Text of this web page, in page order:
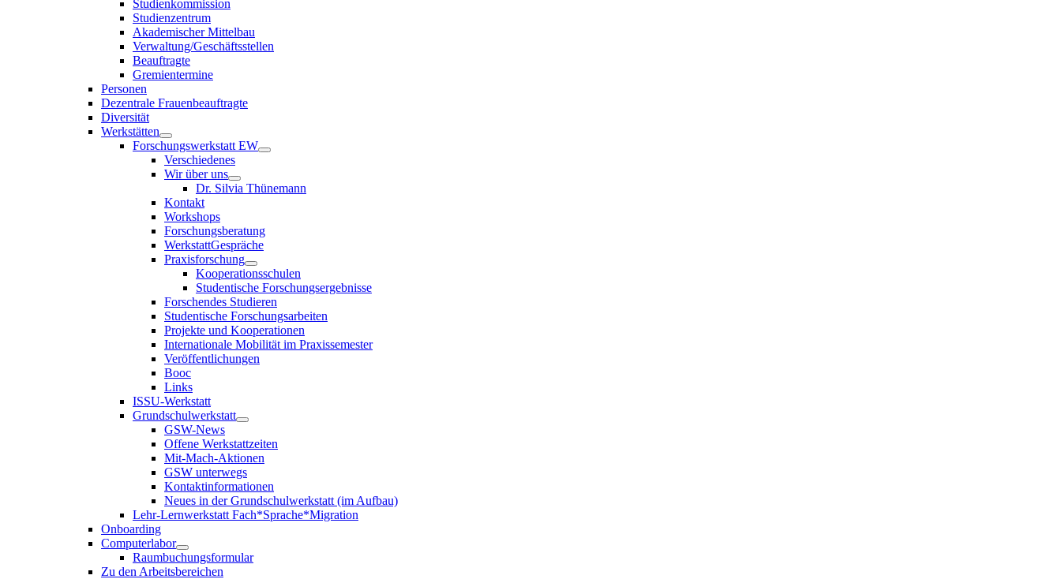
Studienkommission
Studienzentrum
Akademischer Mittelbau
Verwaltung/Geschäftsstellen
Beauftragte
Gremientermine
Personen
Dezentrale Frauenbeauftragte
Diversität
Werkstätten
Forschungswerkstatt EW
Verschiedenes
Wir über uns
Dr. Silvia Thünemann
Kontakt
Workshops
Forschungsberatung
WerkstattGespräche
Praxisforschung
Kooperationsschulen
Studentische Forschungsergebnisse
Forschendes Studieren
Studentische Forschungsarbeiten
Projekte und Kooperationen
Internationale Mobilität im Praxissemester
Veröffentlichungen
Booc
Links
ISSU-Werkstatt
Grundschulwerkstatt
GSW-News
Offene Werkstattzeiten
Mit-Mach-Aktionen
GSW unterwegs
Kontaktinformationen
Neues in der Grundschulwerkstatt (im Aufbau)
Lehr-Lernwerkstatt Fach*Sprache*Migration
Onboarding
Computerlabor
Raumbuchungsformular
Zu den Arbeitsbereichen